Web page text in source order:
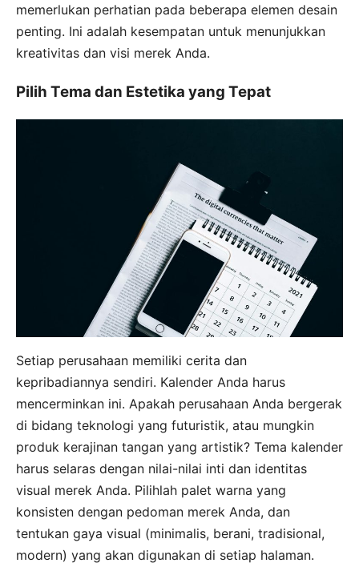
memerlukan perhatian pada beberapa elemen desain
penting. Ini adalah kesempatan untuk menunjukkan
kreativitas dan visi merek Anda.
Pilih Tema dan Estetika yang Tepat
Setiap perusahaan memiliki cerita dan
kepribadiannya sendiri. Kalender Anda harus
mencerminkan ini. Apakah perusahaan Anda bergerak
di bidang teknologi yang futuristik, atau mungkin
produk kerajinan tangan yang artistik? Tema kalender
harus selaras dengan nilai-nilai inti dan identitas
visual merek Anda. Pilihlah palet warna yang
konsisten dengan pedoman merek Anda, dan
tentukan gaya visual (minimalis, berani, tradisional,
modern) yang akan digunakan di setiap halaman.